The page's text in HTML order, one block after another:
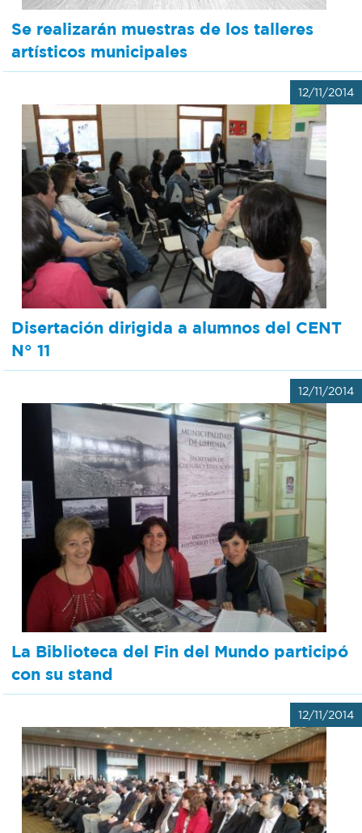
Se realizarán muestras de los talleres
artísticos municipales
12/11/2014
Disertación dirigida a alumnos del CENT
N° 11
12/11/2014
La Biblioteca del Fin del Mundo participó
con su stand
12/11/2014